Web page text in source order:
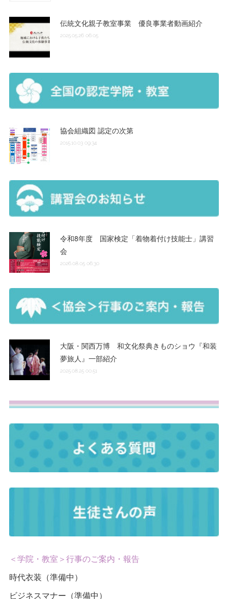
伝統文化親子教室事業 優良事業者動画紹介
2025.05.26 06:05
協会組織図 認定の次第
2015.10.03 09:34
令和8年度 国家検定「着物着付け技能士」講習
会
2026.08.05 06:30
大阪・関西万博 和文化祭典きものショウ『和装
夢旅人』一部紹介
2025.08.25 00:51
＜学院・教室＞行事のご案内・報告
時代衣装（準備中）
ビジネスマナー（準備中）